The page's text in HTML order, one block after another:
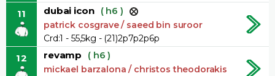
11 dubai icon ( h6 )
patrick cosgrave / saeed bin suroor
Crd:1 - 55,5kg - (21)2p7p2p6p
12 revamp ( h6 )
mickael barzalona / christos theodorakis